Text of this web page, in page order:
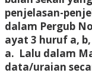
penjelasan-
dalam Pergub
ayat 3 huruf a,
a. Lalu dalam
data/uraian